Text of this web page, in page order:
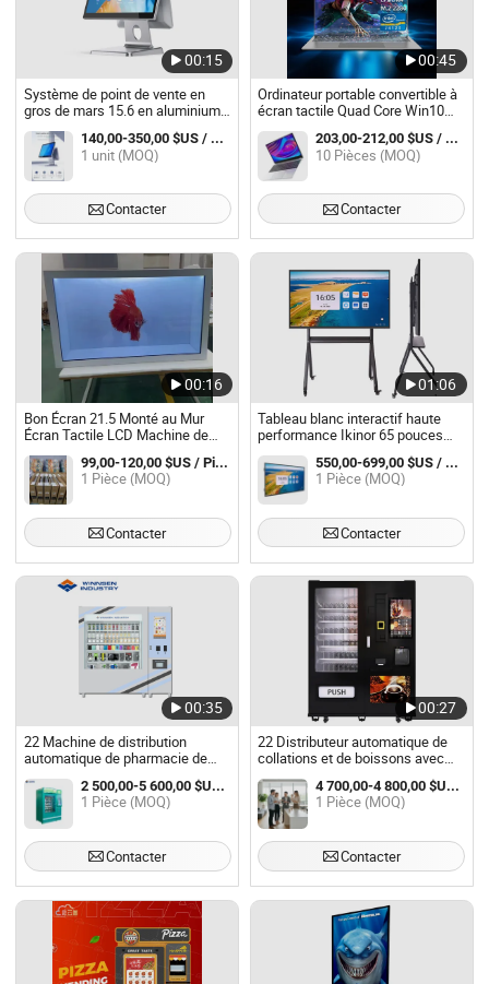
00:15
Système de point de vente en
gros de mars 15.6 en aluminium
avec écran tactile tout-en-un
140,00-350,00 $US / unit
1 unit (MOQ)
Contacter
00:45
Ordinateur portable convertible à
écran tactile Quad Core Win10
Tablettes Notebook Surface 15.6
Pouces en état neuf
203,00-212,00 $US / Pièce
10 Pièces (MOQ)
Contacter
00:16
Bon Écran 21.5 Monté au Mur
Écran Tactile LCD Machine de
Publicité
99,00-120,00 $US / Pièce
1 Pièce (MOQ)
Contacter
01:06
Tableau blanc interactif haute
performance Ikinor 65 pouces
écran tactile tout-en-un PC
tableau blanc écran tactile pour
conférence
550,00-699,00 $US / Pièce
1 Pièce (MOQ)
Contacter
00:35
22 Machine de distribution
automatique de pharmacie de
haute qualité avec écran tactile
de pouces à vendre
2 500,00-5 600,00 $US / Pièce
1 Pièce (MOQ)
Contacter
00:27
22 Distributeur automatique de
collations et de boissons avec
écran tactile de 10 pouces et
café fraîchement moulu
4 700,00-4 800,00 $US / Pièce
1 Pièce (MOQ)
Contacter